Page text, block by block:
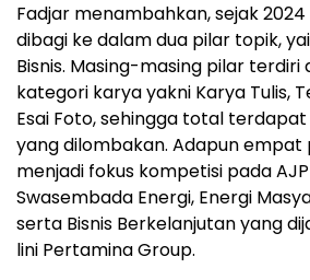
Fadjar menambahkan, sejak
dibagi ke dalam dua pilar topik,
Bisnis. Masing-masing pilar
kategori karya yakni Karya Tulis,
Esai Foto, sehingga total
yang dilombakan. Adapun empat
menjadi fokus kompetisi pada
Swasembada Energi, Energi
serta Bisnis Berkelanjutan yang
lini Pertamina Group.